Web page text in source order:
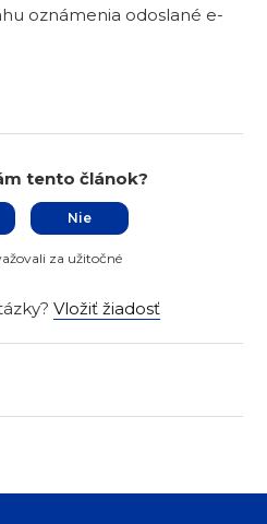
oznámenia odoslané e-
tento článok?
Nie
za užitočné
Vložiť žiadosť